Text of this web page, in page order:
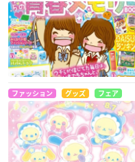
ファッション グッズ フェア